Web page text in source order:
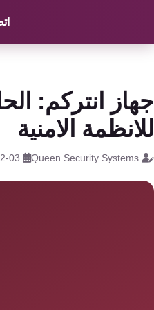
جهاز انتركم:
للانظمة الامنية
كالون
الباب
الذكي
و